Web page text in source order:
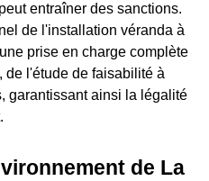
entraîner des sanctions.
de l'installation véranda à
prise en charge complète
de l'étude de faisabilité à
garantissant ainsi la légalité
de La